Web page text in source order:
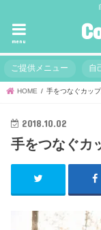
menu
ご提供メニュー 自
HOME 手をつなぐカッ
2018.10.02
手をつなぐカ